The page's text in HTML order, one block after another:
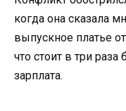
когда она сказала
выпускное платье
что стоит в три
зарплата.